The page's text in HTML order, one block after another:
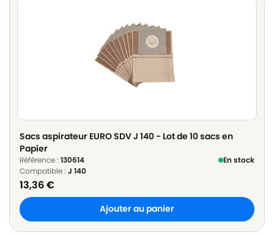
Sacs aspirateur EURO SDV J 140 - Lot de 10 sacs en
Papier
Référence : 130614
En stock
Compatible : J 140
13,36€
Ajouter au panier